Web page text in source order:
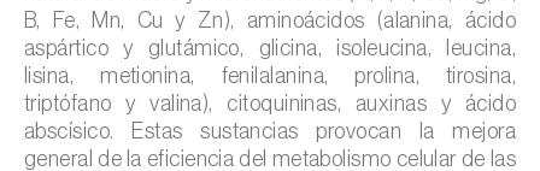
B, Fe, Mn, Cu y Zn), aminoácidos (alanina, ácido
aspártico y glutámico, glicina, isoleucina, leucina,
lisina, metionina, fenilalanina, prolina, tirosina,
triptófano y valina), citoquininas, auxinas y ácido
abscísico. Estas sustancias provocan la mejora
general de la eficiencia del metabolismo celular de las